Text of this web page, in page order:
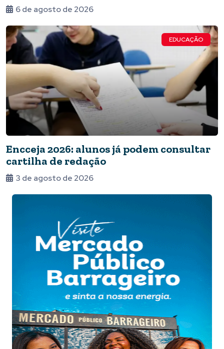
6 de agosto de 2026
EDUCAÇÃO
Encceja 2026: alunos já podem consultar
cartilha de redação
3 de agosto de 2026